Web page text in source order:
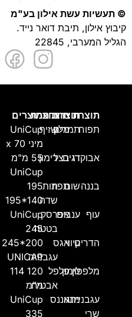
© תעשיות עשת אילון בע"מ
קיבוץ אילון, תיבת דואר נייד.
הגליל המערבי, 22845
תוצרת
תפוח
אבוקדו
בננה
עוף
הדרים
מלפפון
עגבניית
שרי
תוצרת
תמרים
דגים
שום
ענבים
קיווי
לימון
מנגו
תוצרת
מלון
בצל
תפוז
אפרסק
אגס
פלפל
אננס
תוצרת
שזיף
רימון
תות
שדה
בטטה
עגבנייה
אבטיח
מוצרים
UniCup
מיני 70 x
55 מ"מ
UniCup
195
195*140
UniCup
245
245*200
UNICAP
114 120
מ"מ
UniCup
335